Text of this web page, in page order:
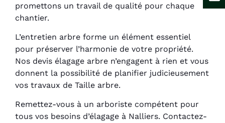
promettons un travail de qualité pour chaque
chantier.
L’entretien arbre forme un élément essentiel
pour préserver l’harmonie de votre propriété.
Nos devis élagage arbre n’engagent à rien et vous
donnent la possibilité de planifier judicieusement
vos travaux de Taille arbre.
Remettez-vous à un arboriste compétent pour
tous vos besoins d’élagage à Nalliers. Contactez-